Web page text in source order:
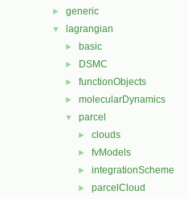
► generic
▼ lagrangian
► basic
► DSMC
► functionObjects
► molecularDynamics
▼ parcel
► clouds
► fvModels
► integrationScheme
► parcelCloud